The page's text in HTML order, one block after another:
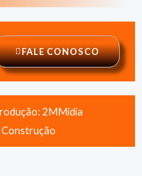
FALE CONOSCO
2MMídia
Construção